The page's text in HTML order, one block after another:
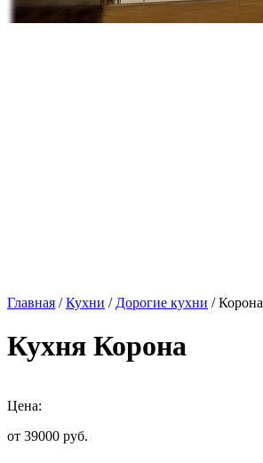
Главная /Кухни / Дорогие кухни / Корона
Кухня Корона
Цена:
от 39000 руб.